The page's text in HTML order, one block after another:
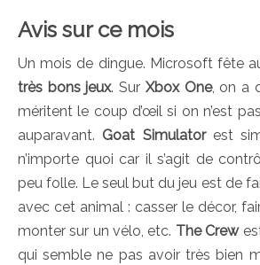
Avis sur ce mois
Un mois de dingue. Microsoft fête
très bons jeux. Sur Xbox One, on a
méritent le coup d’œil si on n’est
auparavant. Goat Simulatorest
n’importe quoi car il s’agit de
peu folle. Le seul but du jeu est de
avec cet animal : casser le décor,
monter sur un vélo, etc. The Crew
qui semble ne pas avoir très bien